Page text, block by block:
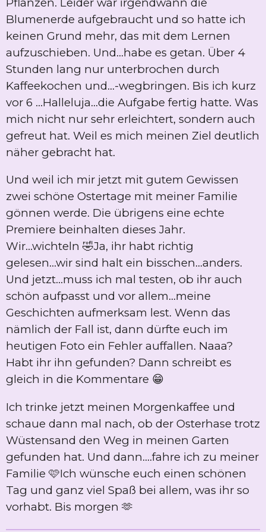
Blumenerde aufgebraucht und so hatte ich
keinen Grund mehr, das mit dem Lernen
aufzuschieben. Und...habe es getan. Über 4
Stunden lang nur unterbrochen durch
Kaffeekochen und...-wegbringen. Bis ich kurz
vor 6 ...Halleluja...die Aufgabe fertig hatte. Was
mich nicht nur sehr erleichtert, sondern auch
gefreut hat. Weil es mich meinen Ziel deutlich
näher gebracht hat.
Und weil ich mir jetzt mit gutem Gewissen
zwei schöne Ostertage mit meiner Familie
gönnen werde. Die übrigens eine echte
Premiere beinhalten dieses Jahr.
Wir...wichteln 🤣Ja, ihr habt richtig
gelesen...wir sind halt ein bisschen...anders.
Und jetzt...muss ich mal testen, ob ihr auch
schön aufpasst und vor allem...meine
Geschichten aufmerksam lest. Wenn das
nämlich der Fall ist, dann dürfte euch im
heutigen Foto ein Fehler auffallen. Naaa?
Habt ihr ihn gefunden? Dann schreibt es
gleich in die Kommentare 😁
Ich trinke jetzt meinen Morgenkaffee und
schaue dann mal nach, ob der Osterhase trotz
Wüstensand den Weg in meinen Garten
gefunden hat. Und dann....fahre ich zu meiner
Familie 🩷Ich wünsche euch einen schönen
Tag und ganz viel Spaß bei allem, was ihr so
vorhabt. Bis morgen 🫶